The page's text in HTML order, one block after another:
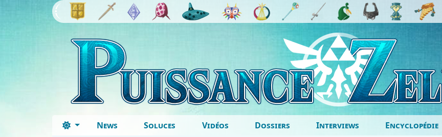
News Soluces Vidéos Dossiers Interviews Encyclopédie